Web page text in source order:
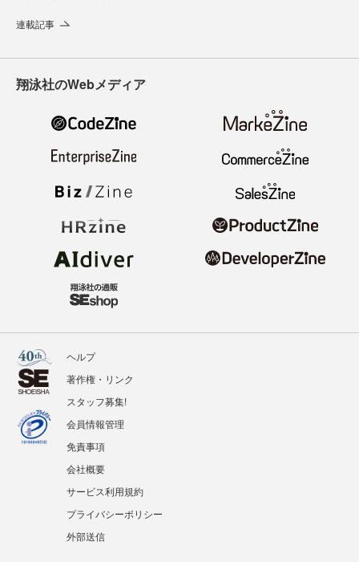
連載記事
翔泳社のWebメディア
ヘルプ
著作権・リンク
スタッフ募集!
会員情報管理
免責事項
会社概要
サービス利用規約
プライバシーポリシー
外部送信